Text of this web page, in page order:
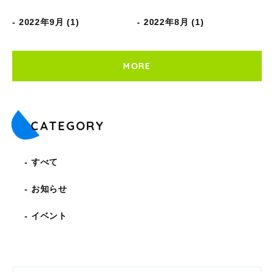
2022年9月 (1) 2022年8月 (1)
MORE
CATEGORY
すべて
お知らせ
イベント